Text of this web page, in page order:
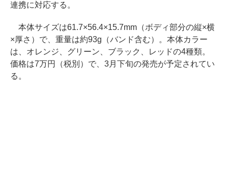
連携に対応する。
本体サイズは61.7×56.4×15.7mm（ボディ部分の縦×横
×厚さ）で、重量は約93g（バンド含む）。本体カラー
は、オレンジ、グリーン、ブラック、レッドの4種類。
価格は7万円（税別）で、3月下旬の発売が予定されてい
る。